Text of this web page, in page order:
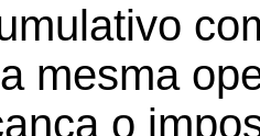
mesma
o